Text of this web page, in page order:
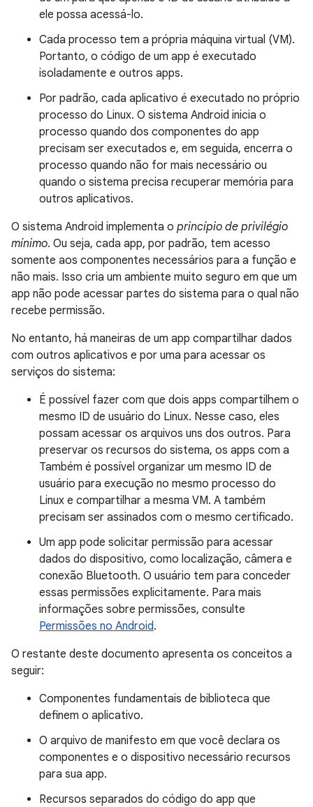
ele possa acessá-lo.
Cada processo tem a própria máquina virtual (VM).
Portanto, o código de um app é executado
isoladamente e outros apps.
Por padrão, cada aplicativo é executado no próprio
processo do Linux. O sistema Android inicia o
processo quando dos componentes do app
precisam ser executados e, em seguida, encerra o
processo quando não for mais necessário ou
quando o sistema precisa recuperar memória para
outros aplicativos.
O sistema Android implementa o princípio de privilégio
mínimo. Ou seja, cada app, por padrão, tem acesso
somente aos componentes necessários para a função e
não mais. Isso cria um ambiente muito seguro em que um
app não pode acessar partes do sistema para o qual não
recebe permissão.
No entanto, há maneiras de um app compartilhar dados
com outros aplicativos e por uma para acessar os
serviços do sistema:
É possível fazer com que dois apps compartilhem o
mesmo ID de usuário do Linux. Nesse caso, eles
possam acessar os arquivos uns dos outros. Para
preservar os recursos do sistema, os apps com a
Também é possível organizar um mesmo ID de
usuário para execução no mesmo processo do
Linux e compartilhar a mesma VM. A também
precisam ser assinados com o mesmo certificado.
Um app pode solicitar permissão para acessar
dados do dispositivo, como localização, câmera e
conexão Bluetooth. O usuário tem para conceder
essas permissões explicitamente. Para mais
informações sobre permissões, consulte
Permissões no Android.
O restante deste documento apresenta os conceitos a
seguir:
Componentes fundamentais de biblioteca que
definem o aplicativo.
O arquivo de manifesto em que você declara os
componentes e o dispositivo necessário recursos
para sua app.
Recursos separados do código do app que